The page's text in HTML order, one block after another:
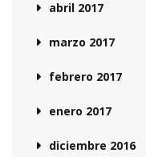
abril 2017
marzo 2017
febrero 2017
enero 2017
diciembre 2016